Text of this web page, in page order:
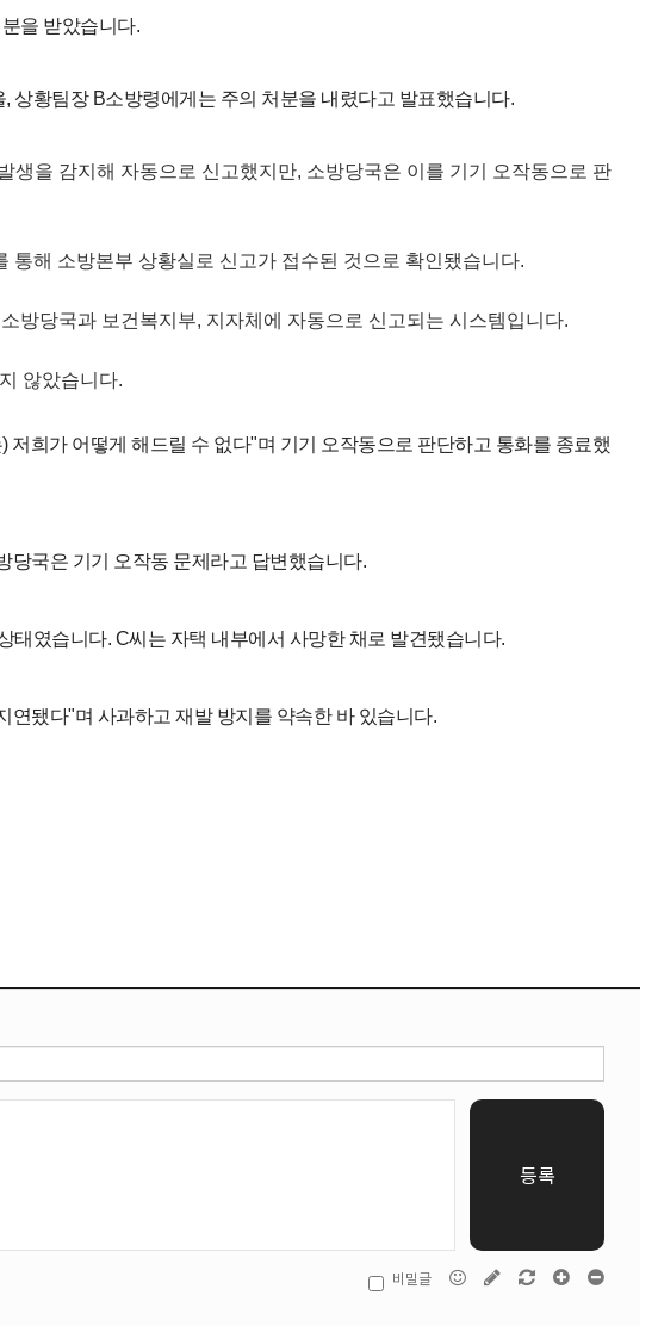
을 받았습니다.
상황팀장 B소방령에게는 주의 처분을 내렸다고 발표했습니다.
을 감지해 자동으로 신고했지만, 소방당국은 이를 기기 오작동으로 판
해 소방본부 상황실로 신고가 접수된 것으로 확인됐습니다.
방당국과 보건복지부, 지자체에 자동으로 신고되는 시스템입니다.
않았습니다.
희가 어떻게 해드릴 수 없다"며 기기 오작동으로 판단하고 통화를 종료했
당국은 기기 오작동 문제라고 답변했습니다.
태였습니다. C씨는 자택 내부에서 사망한 채로 발견됐습니다.
됐다"며 사과하고 재발 방지를 약속한 바 있습니다.
등록
비밀글